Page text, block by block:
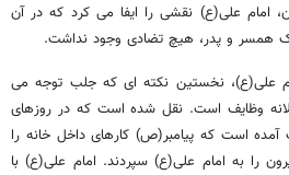
امام علی(ع) نقشی را ایفا می کرد که در آن
همسر و پدر، هیچ تضادی وجود نداشت.
علی(ع)، نخستین نکته ای که جلب توجه می
وظایف است. نقل شده است که در روزهای
است که پیامبر(ص) کارهای داخل خانه را
را به امام علی(ع) سپردند. امام علی(ع) با